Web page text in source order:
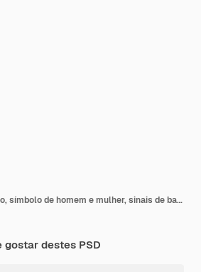
Ícones de banheiro, símbolo de homem e mulher, sinais de banheiro, sinais de banheiro, ilustração Transparent PNG
gostar destes PSD